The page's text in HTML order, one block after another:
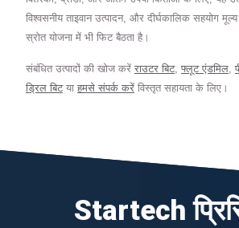
विश्वसनीय ताइवान उत्पादन, और दीर्घकालिक सहयोग
स्रोत योजना में भी फिट बैठता है।
संबंधित उत्पादों की खोज करें राउटर बिट, फ्लूट एंडमिल,
ड्रिल बिटया हमसे संपर्क करें विस्तृत सहायता के लिए।
Startech